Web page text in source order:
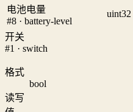
电池电量
#8 · battery-level
uint32
开关
#1 · switch
格式
bool
读写